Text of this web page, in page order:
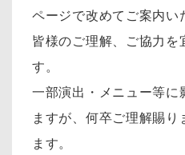
ページで改めてご案内い
皆様のご理解、ご協力を
す。
一部演出・メニュー等に
ますが、何卒ご理解賜
ます。